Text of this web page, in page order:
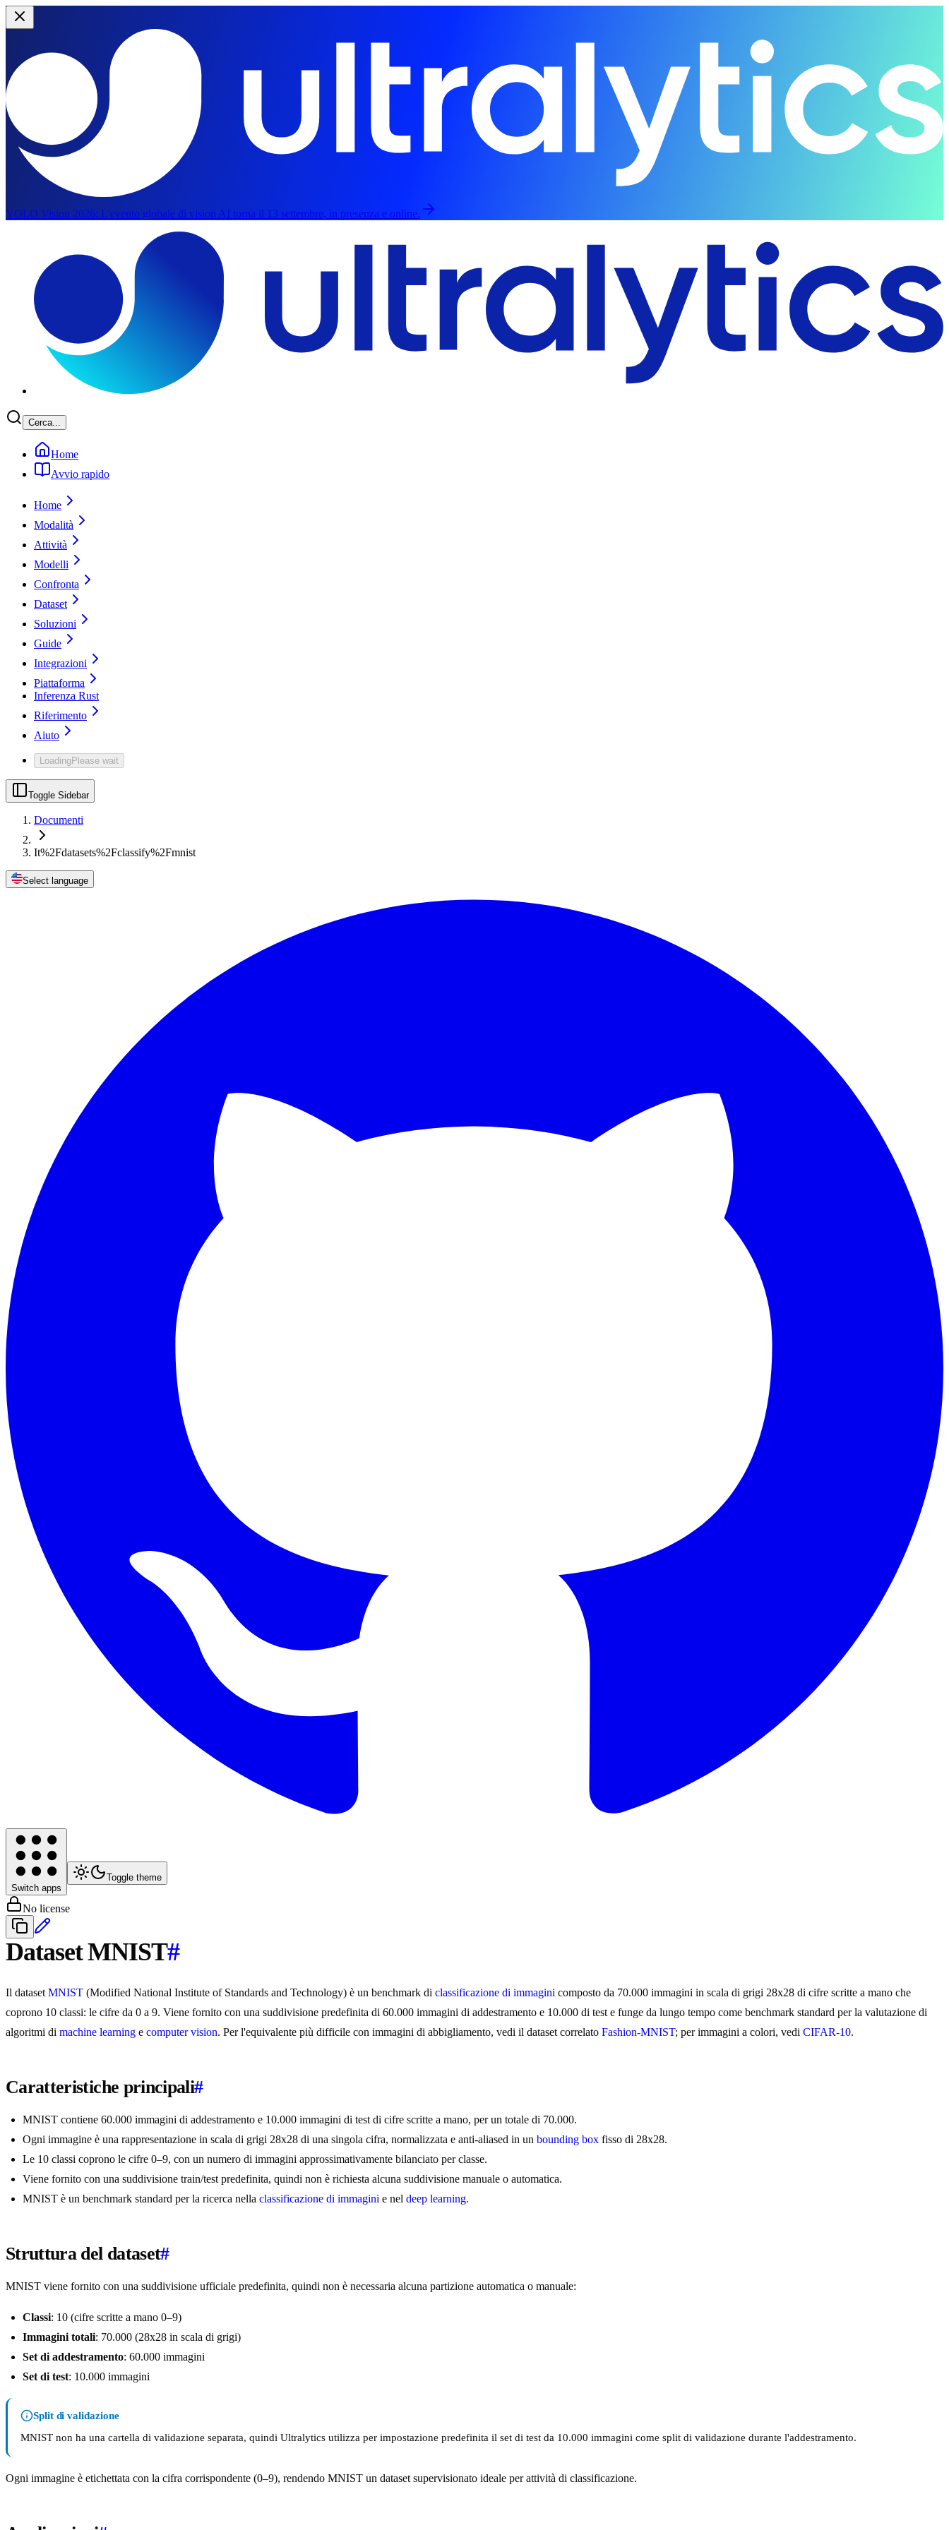
YOLO Vision 2026: L'evento globale di vision AI torna il 13 settembre, in presenza e online.
Cerca...
Home
Avvio rapido
Home
Modalità
Attività
Modelli
Confronta
Dataset
Soluzioni
Guide
Integrazioni
Piattaforma
Inferenza Rust
Riferimento
Aiuto
LoadingPlease wait
Toggle Sidebar
Documenti
It%2Fdatasets%2Fclassify%2Fmnist
Select language
Switch apps
Toggle theme
No license
Dataset MNIST#
Il dataset MNIST (Modified National Institute of Standards and Technology) è un benchmark di classificazione di immagini composto da 70.000 immagini in scala di grigi 28x28 di cifre scritte a mano che
coprono 10 classi: le cifre da 0 a 9. Viene fornito con una suddivisione predefinita di 60.000 immagini di addestramento e 10.000 di test e funge da lungo tempo come benchmark standard per la valutazione di
algoritmi di machine learning e computer vision. Per l'equivalente più difficile con immagini di abbigliamento, vedi il dataset correlato Fashion-MNIST; per immagini a colori, vedi CIFAR-10.
Caratteristiche principali#
MNIST contiene 60.000 immagini di addestramento e 10.000 immagini di test di cifre scritte a mano, per un totale di 70.000.
Ogni immagine è una rappresentazione in scala di grigi 28x28 di una singola cifra, normalizzata e anti-aliased in un bounding box fisso di 28x28.
Le 10 classi coprono le cifre 0–9, con un numero di immagini approssimativamente bilanciato per classe.
Viene fornito con una suddivisione train/test predefinita, quindi non è richiesta alcuna suddivisione manuale o automatica.
MNIST è un benchmark standard per la ricerca nella classificazione di immagini e nel deep learning.
Struttura del dataset#
MNIST viene fornito con una suddivisione ufficiale predefinita, quindi non è necessaria alcuna partizione automatica o manuale:
Classi: 10 (cifre scritte a mano 0–9)
Immagini totali: 70.000 (28x28 in scala di grigi)
Set di addestramento: 60.000 immagini
Set di test: 10.000 immagini
Split di validazione
MNIST non ha una cartella di validazione separata, quindi Ultralytics utilizza per impostazione predefinita il set di test da 10.000 immagini come split di validazione durante l'addestramento.
Ogni immagine è etichettata con la cifra corrispondente (0–9), rendendo MNIST un dataset supervisionato ideale per attività di classificazione.